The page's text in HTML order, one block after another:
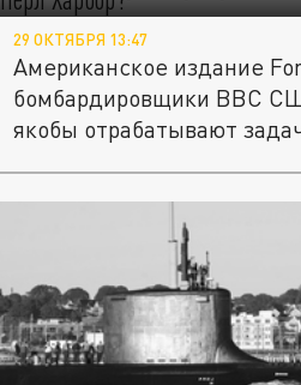
29 ОКТЯБРЯ 13:47
Американское издание
бомбардировщики ВВС
якобы отрабатывают